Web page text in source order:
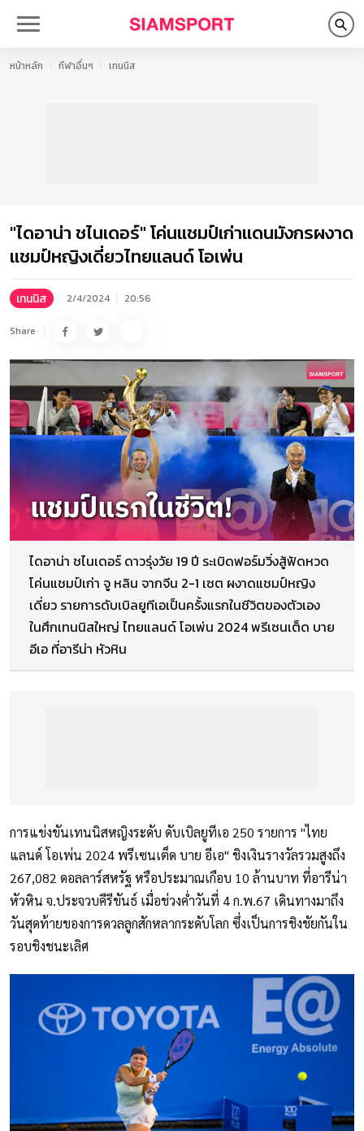
หน้าหลัก กีฬาอื่นๆ เทนนิส
"ไดอาน่า ชไนเดอร์" โค่นแชมป์เก่าแดนมังกรผงาด
แชมป์หญิงเดี่ยวไทยแลนด์ โอเพ่น
เทนนิส 2/4/2024 20:56
Share
ไดอาน่า ชไนเดอร์ ดาวรุ่งวัย 19 ปี ระเบิดฟอร์มวิ่งสู้ฟัดหวด
โค่นแชมป์เก่า จู หลิน จากจีน 2-1 เซต ผงาดแชมป์หญิง
เดี่ยว รายการดับเบิลยูทีเอเป็นครั้งแรกในชีวิตของตัวเอง
ในศึกเทนนิสใหญ่ ไทยแลนด์ โอเพ่น 2024 พรีเซนเต็ด บาย
อีเอ ที่อารีน่า หัวหิน
การแข่งขันเทนนิสหญิงระดับ ดับเบิลยูทีเอ 250 รายการ "ไทย
แลนด์ โอเพ่น 2024 พรีเซนเต็ด บาย อีเอ" ชิงเงินรางวัลรวมสูงถึง
267,082 ดอลลาร์สหรัฐ หรือประมาณเกือบ 10 ล้านบาท ที่อารีน่า
หัวหิน จ.ประจวบคีรีขันธ์ เมื่อช่วงค่ำวันที่ 4 ก.พ.67 เดินทางมาถึง
วันสุดท้ายของการดวลลูกสักหลากระดับโลก ซึ่งเป็นการชิงชัยกันใน
รอบชิงชนะเลิศ